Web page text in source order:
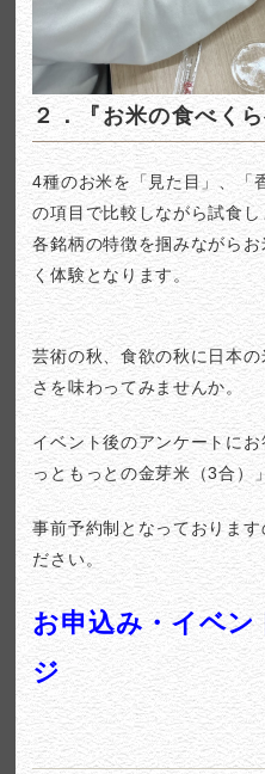
２．『お米の食べくら
4種のお米を「見た目」、「
の項目で比較しながら試食し
各銘柄の特徴を掴みながら
く体験となります。
芸術の秋、食欲の秋に日本
さを味わってみませんか。
イベント後のアンケートに
っともっとの金芽米（3合）
事前予約制となっておりま
ださい。
お申込み・イベン
ジ